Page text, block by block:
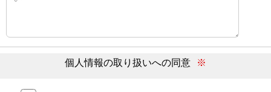
個人情報の取り扱いへの同意 ※